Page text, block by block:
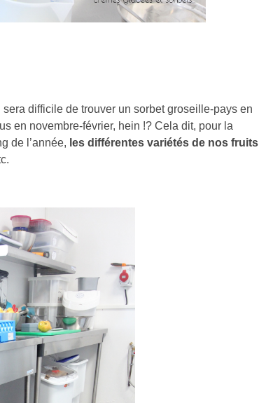
sera difficile de trouver un sorbet groseille-pays en
en novembre-février, hein !? Cela dit, pour la
de l’année, les différentes variétés de nos fruits